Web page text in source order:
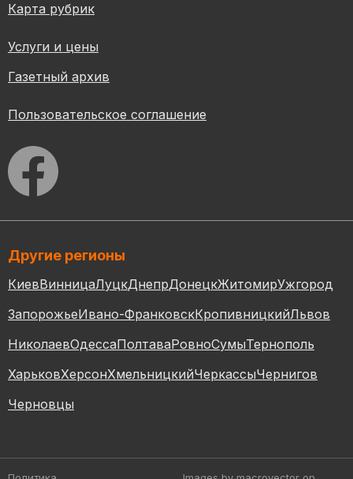
Карта рубрик
Услуги и цены
Газетный архив
Пользовательское соглашение
Другие регионы
КиевВинницаЛуцкДнепрДонецкЖитомирУжгород
ЗапорожьеИвано-ФранковскКропивницкийЛьвов
НиколаевОдессаПолтаваРовноСумыТернополь
ХарьковХерсонХмельницкийЧеркассыЧернигов
Черновцы